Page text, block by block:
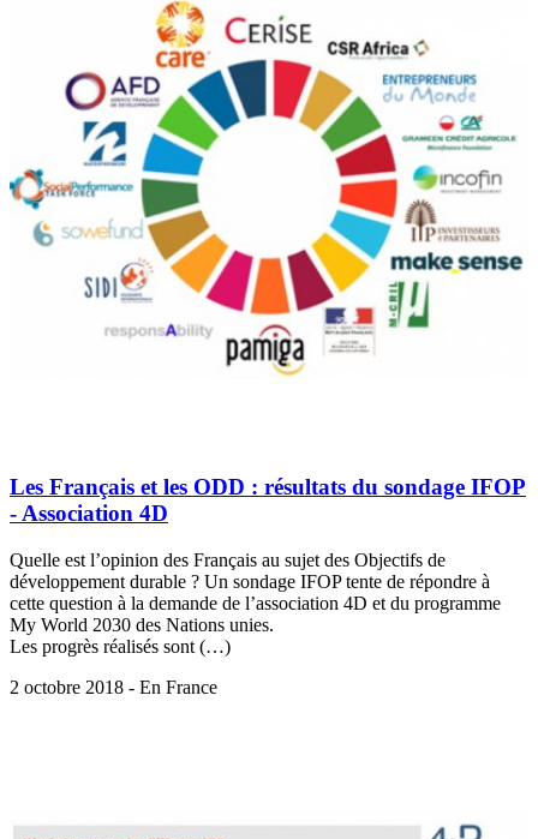
Les Français et les ODD : résultats du sondage IFOP
- Association 4D
Quelle est l’opinion des Français au sujet des Objectifs de
développement durable ? Un sondage IFOP tente de répondre à
cette question à la demande de l’association 4D et du programme
My World 2030 des Nations unies.
Les progrès réalisés sont (…)
2 octobre 2018 - En France